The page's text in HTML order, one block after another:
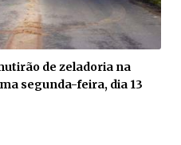
de zeladoria na
segunda-feira, dia 13